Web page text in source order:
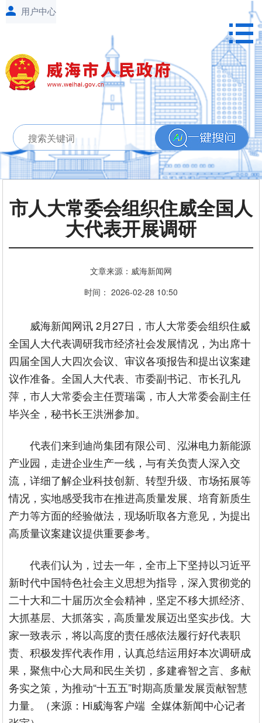
市人大常委会组织住威全国人
大代表开展调研
文章来源：威海新闻网
时间： 2026-02-28 10:50
威海新闻网讯 2月27日，市人大常委会组织住威
全国人大代表调研我市经济社会发展情况，为出席十
四届全国人大四次会议、审议各项报告和提出议案建
议作准备。全国人大代表、市委副书记、市长孔凡
萍，市人大常委会主任贾瑞霭，市人大常委会副主任
毕兴全，秘书长王洪洲参加。
代表们来到迪尚集团有限公司、泓淋电力新能源
产业园，走进企业生产一线，与有关负责人深入交
流，详细了解企业科技创新、转型升级、市场拓展等
情况，实地感受我市在推进高质量发展、培育新质生
产力等方面的经验做法，现场听取各方意见，为提出
高质量议案建议提供重要参考。
代表们认为，过去一年，全市上下坚持以习近平
新时代中国特色社会主义思想为指导，深入贯彻党的
二十大和二十届历次全会精神，坚定不移大抓经济、
大抓基层、大抓落实，高质量发展迈出坚实步伐。大
家一致表示，将以高度的责任感依法履行好代表职
责、积极发挥代表作用，认真总结运用好本次调研成
果，聚焦中心大局和民生关切，多建睿智之言、多献
务实之策，为推动“十五五”时期高质量发展贡献智慧
力量。（来源：Hi威海客户端 全媒体新闻中心记者